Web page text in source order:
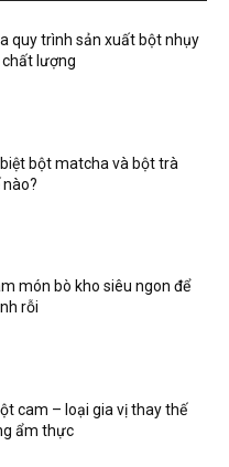
quy trình sản xuất bột nhụy
chất lượng
bột matcha và bột trà
món bò kho siêu ngon để
rỗi
cam – loại gia vị thay thế
ẩm thực